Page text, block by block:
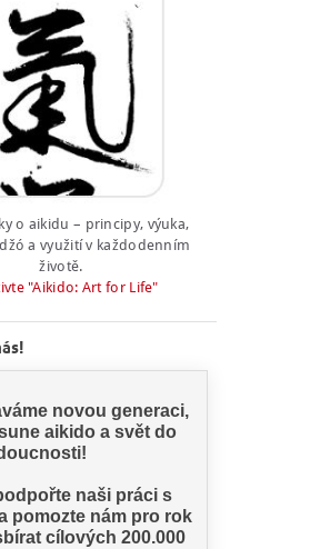
o aikidu – principy, výuka,
a využití v každodenním
životě.
"Aikido: Art for Life"